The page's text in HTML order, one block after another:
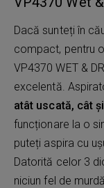
Dacă sunteți în
compact, pentru
VP4370 WET &
excelentă.
atât uscată, cât
funcționare la o
puteți aspira cu
Datorită celor 3
niciun fel de